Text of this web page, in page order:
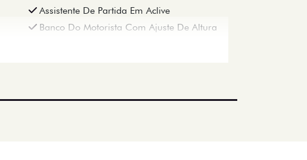
Assistente De Partida Em Aclive
Banco Do Motorista Com Ajuste De Altura